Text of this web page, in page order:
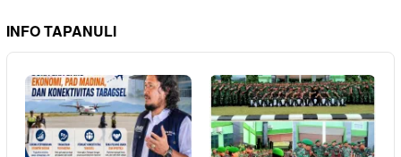
INFO TAPANULI